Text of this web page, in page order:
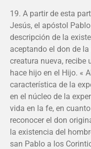
19. A partir de esta
Jesús, el apóstol
descripción de la
aceptando el don de
creatura nueva, recibe
hace hijo en el Hijo. «
característica de la
en el núcleo de la
vida en la fe, en
reconocer el don
la existencia del
san Pablo a los